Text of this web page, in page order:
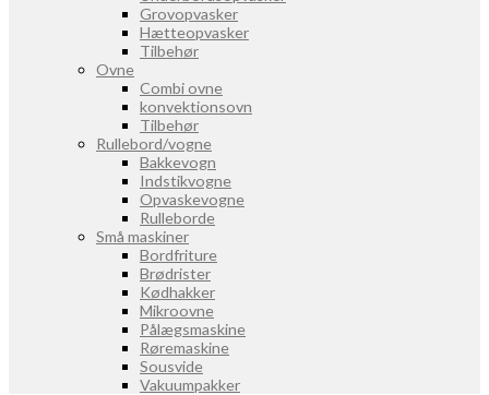
Grovopvasker
Hætteopvasker
Tilbehør
Ovne
Combi ovne
konvektionsovn
Tilbehør
Rullebord/vogne
Bakkevogn
Indstikvogne
Opvaskevogne
Rulleborde
Små maskiner
Bordfriture
Brødrister
Kødhakker
Mikroovne
Pålægsmaskine
Røremaskine
Sousvide
Vakuumpakker